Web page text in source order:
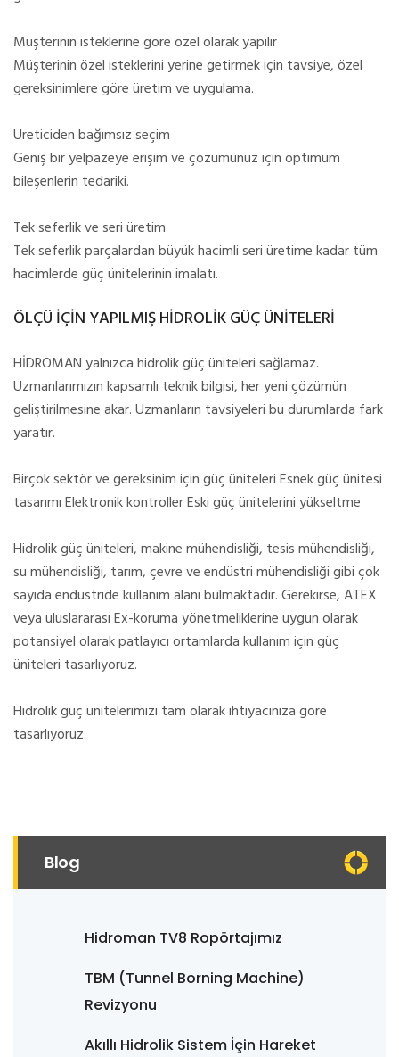
Müşterinin isteklerine göre özel olarak yapılır
Müşterinin özel isteklerini yerine getirmek için tavsiye, özel
gereksinimlere göre üretim ve uygulama.
Üreticiden bağımsız seçim
Geniş bir yelpazeye erişim ve çözümünüz için optimum
bileşenlerin tedariki.
Tek seferlik ve seri üretim
Tek seferlik parçalardan büyük hacimli seri üretime kadar tüm
hacimlerde güç ünitelerinin imalatı.
ÖLÇÜ İÇİN YAPILMIŞ HİDROLİK GÜÇ ÜNİTELERİ
HİDROMAN yalnızca hidrolik güç üniteleri sağlamaz.
Uzmanlarımızın kapsamlı teknik bilgisi, her yeni çözümün
geliştirilmesine akar. Uzmanların tavsiyeleri bu durumlarda fark
yaratır.
Birçok sektör ve gereksinim için güç üniteleri Esnek güç ünitesi
tasarımı Elektronik kontroller Eski güç ünitelerini yükseltme
Hidrolik güç üniteleri, makine mühendisliği, tesis mühendisliği,
su mühendisliği, tarım, çevre ve endüstri mühendisliği gibi çok
sayıda endüstride kullanım alanı bulmaktadır. Gerekirse, ATEX
veya uluslararası Ex-koruma yönetmeliklerine uygun olarak
potansiyel olarak patlayıcı ortamlarda kullanım için güç
üniteleri tasarlıyoruz.
Hidrolik güç ünitelerimizi tam olarak ihtiyacınıza göre
tasarlıyoruz.
Blog
Hidroman TV8 Ropörtajımız
TBM (Tunnel Borning Machine)
Revizyonu
Akıllı Hidrolik Sistem İçin Hareket